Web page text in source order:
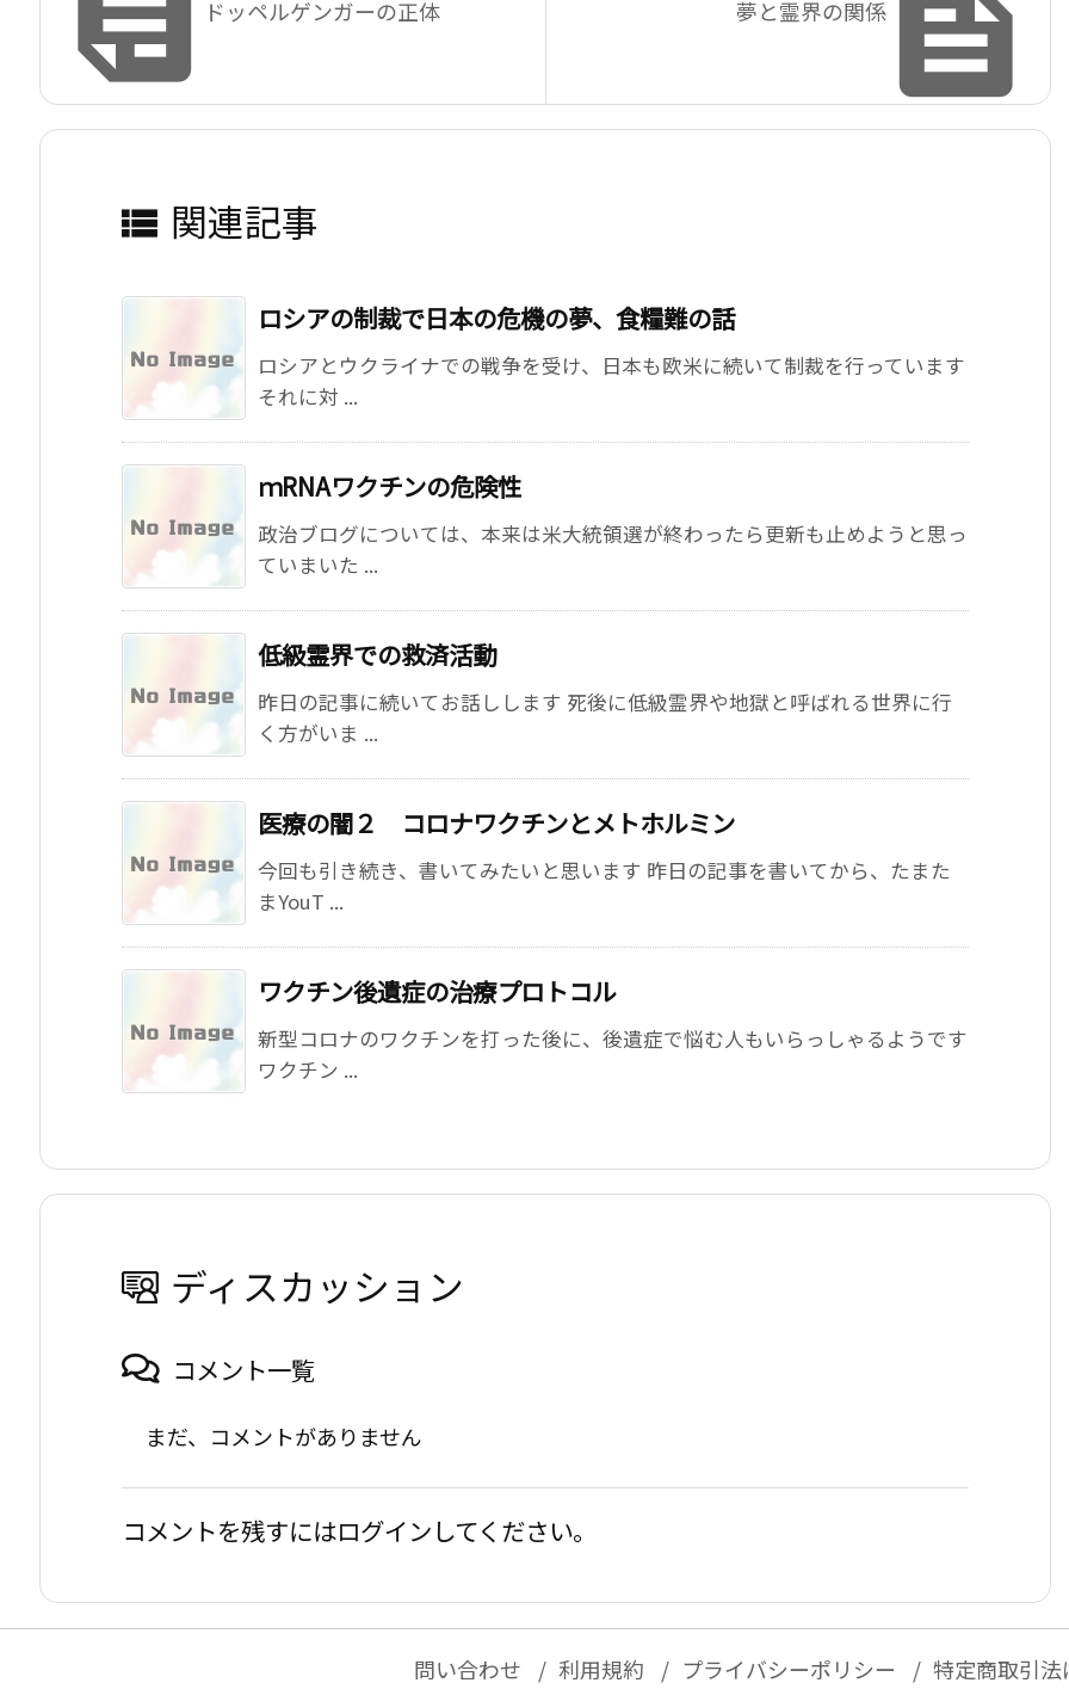

夢と霊界の関係
ドッペルゲンガーの正体
 関連記事
ロシアの制裁で日本の危機の夢、食糧難の話
ロシアとウクライナでの戦争を受け、日本も欧米に続いて制裁を行っています
それに対 ...
ｍRNAワクチンの危険性
政治ブログについては、本来は米大統領選が終わったら更新も止めようと思っ
ていまいた ...
低級霊界での救済活動
昨日の記事に続いてお話しします 死後に低級霊界や地獄と呼ばれる世界に行
く方がいま ...
医療の闇２ コロナワクチンとメトホルミン
今回も引き続き、書いてみたいと思います 昨日の記事を書いてから、たまた
まYouT ...
ワクチン後遺症の治療プロトコル
新型コロナのワクチンを打った後に、後遺症で悩む人もいらっしゃるようです
ワクチン ...
ディスカッション
コメント一覧
まだ、コメントがありません
コメントを残すにはログインしてください。
問い合わせ 利用規約 プライバシーポリシー 特定商取引